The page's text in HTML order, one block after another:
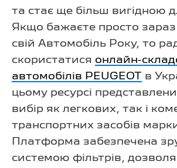
та стає ще більш вигідною
Якщо бажаєте просто
свій Автомобіль Року, то
скористатися онлайн-
автомобілів PEUGEOT в
цьому ресурсі
вибір як легкових, так і
транспортних засобів
Платформа забезпечена
системою фільтрів,